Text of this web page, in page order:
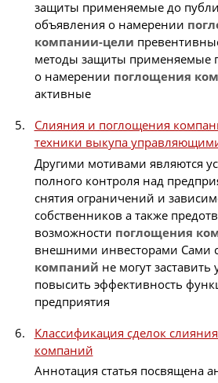
защиты применяемые до
объявления о намерении
компании-цели
методы защиты применяемые
о намерении поглощения
активные
Слияния и поглощения
техники выкупа
Другими мотивами являются
полного контроля над
снятия ограничений и
собственников а также
возможности поглощения
внешними инвесторами Сами
компаний не могут заставить
повысить эффективность
предприятия
Классификация сделок
компаний
Аннотация статья посвящена